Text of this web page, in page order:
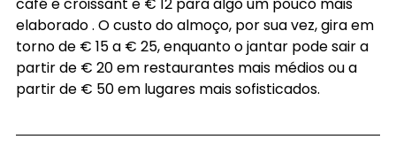
elaborado . O custo do almoço, por sua vez, gira em
torno de € 15 a € 25, enquanto o jantar pode sair a
partir de € 20 em restaurantes mais médios ou a
partir de € 50 em lugares mais sofisticados.